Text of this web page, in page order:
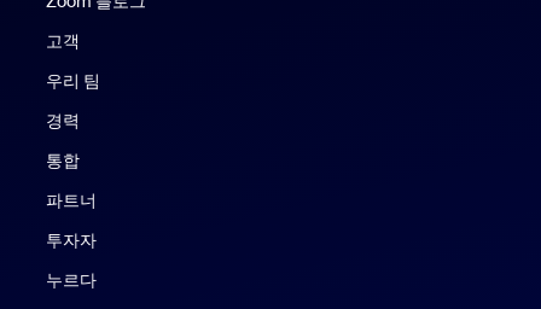
고객
우리 팀
경력
통합
파트너
투자자
누르다